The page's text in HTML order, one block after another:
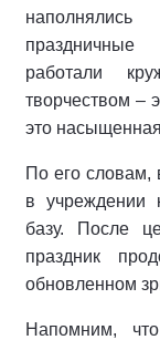
работали
творчеством –
это
По его словам,
в учреждении
базу. После
праздник
обновленном
Напомним,